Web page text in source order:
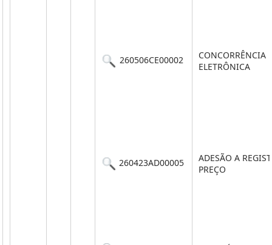
260506CE00002
CONCORRÊNCIA
ELETRÔNICA
260423AD00005
ADESÃO A
PREÇO